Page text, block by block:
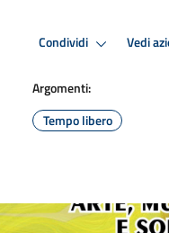
Condividi Vedi
Argomenti:
Tempo libero